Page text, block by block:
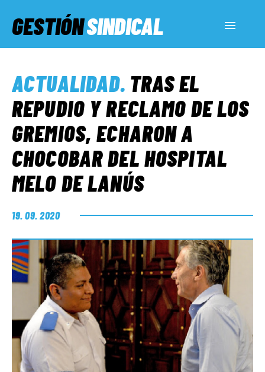
GESTIÓNSINDICAL
SERVICIOS SOCIALES
INFORMES ESPECIALES
FUERA DE MEGÁFONO
EL LADO «G»
ACTUALIDAD. TRAS EL
REPUDIO Y RECLAMO DE LOS
GREMIOS, ECHARON A
CHOCOBAR DEL HOSPITAL
MELO DE LANÚS
19. 09. 2020